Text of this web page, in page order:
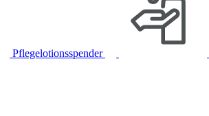
Pflegelotionsspender